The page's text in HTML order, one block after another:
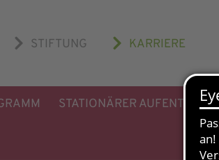
STIFTUNG KARRIERE
STATIONÄRER AUFENTHALT